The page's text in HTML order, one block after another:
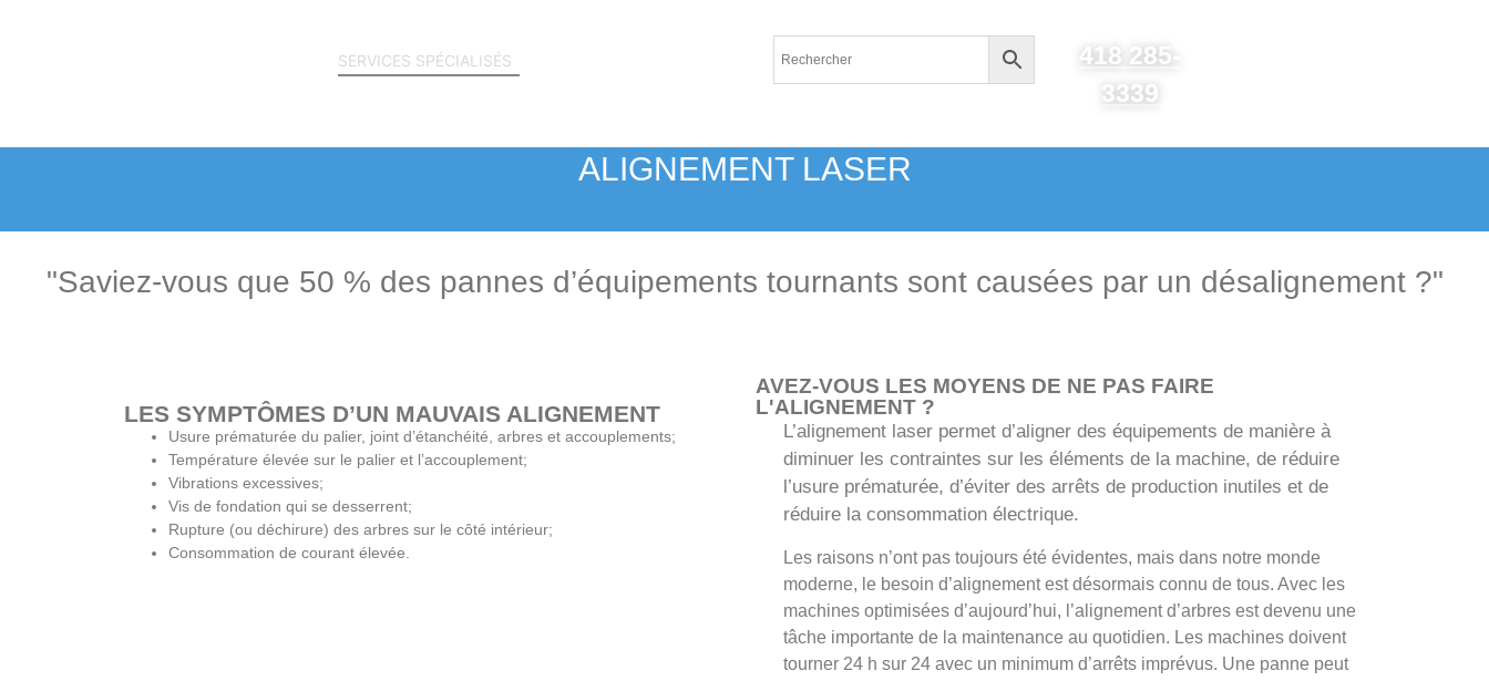
SERVICES SPÉCIALISÉS
418 285-
3339
ALIGNEMENT LASER
"Saviez-vous que 50 % des pannes d’équipements tournants sont causées par un désalignement ?"
LES SYMPTÔMES D’UN MAUVAIS ALIGNEMENT
Usure prématurée du palier, joint d’étanchéité, arbres et accouplements;
Température élevée sur le palier et l’accouplement;
Vibrations excessives;
Vis de fondation qui se desserrent;
Rupture (ou déchirure) des arbres sur le côté intérieur;
Consommation de courant élevée.
AVEZ-VOUS LES MOYENS DE NE PAS FAIRE
L'ALIGNEMENT ?
L’alignement laser permet d’aligner des équipements de manière à
diminuer les contraintes sur les éléments de la machine, de réduire
l’usure prématurée, d’éviter des arrêts de production inutiles et de
réduire la consommation électrique.
Les raisons n’ont pas toujours été évidentes, mais dans notre monde
moderne, le besoin d’alignement est désormais connu de tous. Avec les
machines optimisées d’aujourd’hui, l’alignement d’arbres est devenu une
tâche importante de la maintenance au quotidien. Les machines doivent
tourner 24 h sur 24 avec un minimum d’arrêts imprévus. Une panne peut